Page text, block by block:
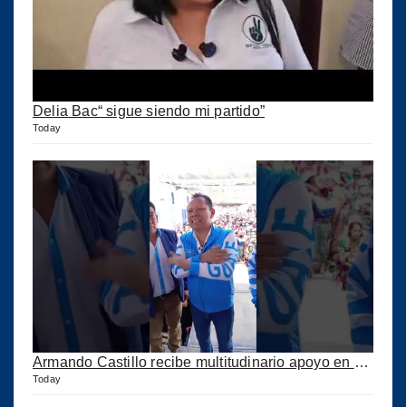
Delia Bac“ sigue siendo mi partido”
Today
Today